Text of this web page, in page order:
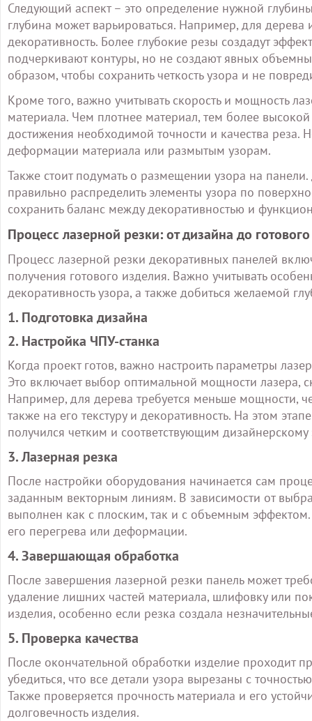
Следующий аспект – это определение нужной
глубина может варьироваться. Например, для дерева
декоративность. Более глубокие резы создадут
подчеркивают контуры, но не создают явных
образом, чтобы сохранить четкость узора и не
Кроме того, важно учитывать скорость и мощность
материала. Чем плотнее материал, тем более
достижения необходимой точности и качества реза.
деформации материала или размытым узорам.
Также стоит подумать о размещении узора на
правильно распределить элементы узора по
сохранить баланс между декоративностью и
Процесс лазерной резки: от дизайна до
Процесс лазерной резки декоративных панелей
получения готового изделия. Важно учитывать
декоративность узора, а также добиться желаемой
1. Подготовка дизайна
2. Настройка ЧПУ-станка
Когда проект готов, важно настроить параметры
Это включает выбор оптимальной мощности лазера,
Например, для дерева требуется меньше мощности,
также на его текстуру и декоративность. На этом
получился четким и соответствующим дизайнерскому
3. Лазерная резка
После настройки оборудования начинается сам
заданным векторным линиям. В зависимости от
выполнен как с плоским, так и с объемным
его перегрева или деформации.
4. Завершающая обработка
После завершения лазерной резки панель может
удаление лишних частей материала, шлифовку или
изделия, особенно если резка создала
5. Проверка качества
После окончательной обработки изделие проходит
убедиться, что все детали узора вырезаны с
Также проверяется прочность материала и его
долговечность изделия.